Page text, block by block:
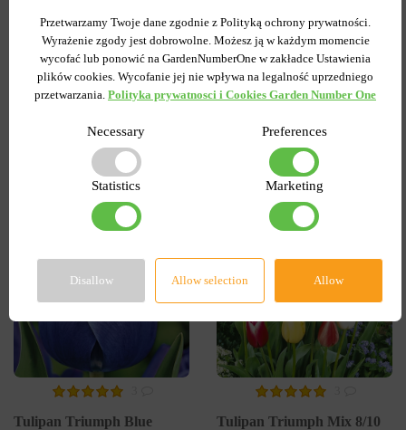
Kod produktu
1308
Ilość w paczce
1
7.58 zł
DO KOSZYKA
Kod produktu
1467
Ilość w paczce
15.27 zł 6.87 zł
DO KOSZYKA
Tulipan Triumph Blue
Tulipan Triumph Mix 8/10
Przetwarzamy Twoje dane zgodnie z Polityką ochrony prywatności.
Wyrażenie zgody jest dobrowolne. Możesz ją w każdym momencie
wycofać lub ponowić na GardenNumberOne w zakładce Ustawienia
plików cookies. Wycofanie jej nie wpływa na legalność uprzedniego
przetwarzania. Polityka prywatnosci i Cookies Garden Number One
Necessary Preferences
Statistics Marketing
Disallow Allow selection Allow